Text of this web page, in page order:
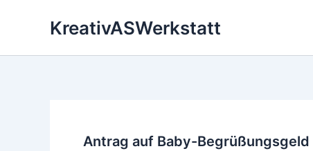
KreativASWerkstatt
Antrag auf Baby-